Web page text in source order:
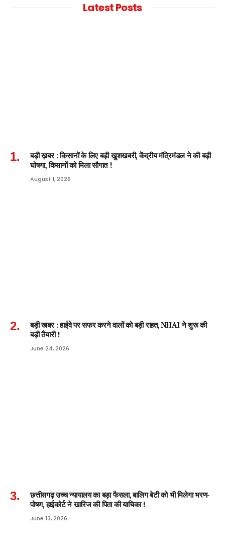
Latest Posts
बड़ी ख़बर : किसानों के लिए बड़ी खुशखबरी, केंद्रीय मंत्रिमंडल ने की बड़ी
घोषणा, किसानों को मिला सौगात !
August 1, 2026
बड़ी खबर : हाईवे पर सफर करने वालों को बड़ी राहत, NHAI ने शुरू की
बड़ी तैयारी !
June 24, 2026
छत्तीसगढ़ उच्च न्यायालय का बड़ा फैसला, बालिग बेटी को भी मिलेगा भरण-
पोषण, हाईकोर्ट ने खारिज की पिता की याचिका !
June 13, 2026